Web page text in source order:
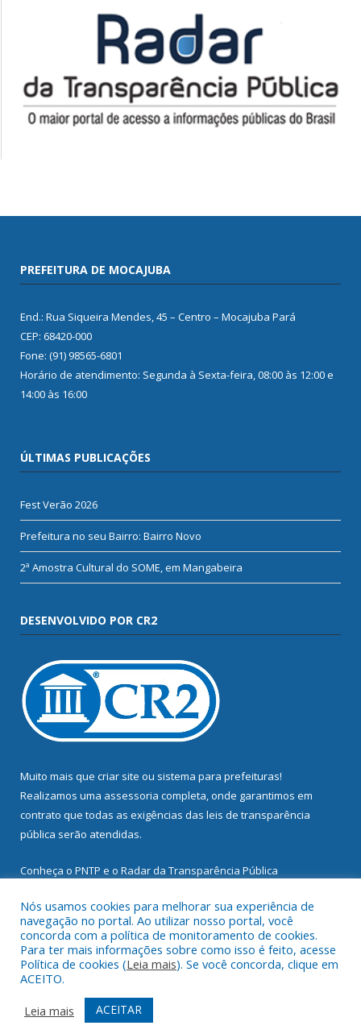
PREFEITURA DE MOCAJUBA
End.: Rua Siqueira Mendes, 45 – Centro – Mocajuba Pará
CEP: 68420-000
Fone: (91) 98565-6801
Horário de atendimento: Segunda à Sexta-feira, 08:00 às 12:00 e
14:00 às 16:00
ÚLTIMAS PUBLICAÇÕES
Fest Verão 2026
Prefeitura no seu Bairro: Bairro Novo
2ª Amostra Cultural do SOME, em Mangabeira
DESENVOLVIDO POR CR2
Muito mais que criar site ou sistema para prefeituras!
Realizamos uma assessoria completa, onde garantimos em
contrato que todas as exigências das leis de transparência
pública serão atendidas.
Conheça o PNTP e o Radar da Transparência Pública
Todos os direitos reservados a Prefeitura Municipal de
Mocajuba.
Mapa do Site
Acessar Área Administrativa
Acessar Webmail
Nós usamos cookies para melhorar sua experiência de
navegação no portal. Ao utilizar nosso portal, você
concorda com a política de monitoramento de cookies.
Para ter mais informações sobre como isso é feito, acesse
Política de cookies (Leia mais). Se você concorda, clique em
ACEITO.
Leia mais
ACEITAR